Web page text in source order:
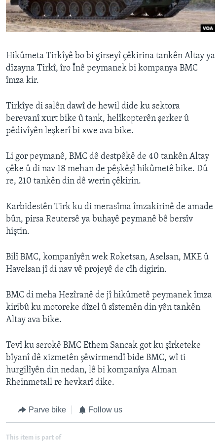
ÇAND Û HUNER
SERNIVÎS
Learning English
Hikûmeta Tirkîyê bo bi girseyî çêkirina tankên Altay ya
dîzayna Tirkî, îro Înê peymanek bi kompanya BMC
îmza kir.
Tirkîye di salên dawî de hewil dide ku sektora
berevanî xurt bike û tank, helîkopterên şerker û
pêdivîyên leşkerî bi xwe ava bike.
Li gor peymanê, BMC dê destpêkê de 40 tankên Altay
çêke û di nav 18 mehan de pêşkêşî hikûmetê bike. Dû
re, 210 tankên din dê werin çêkirin.
Karbidestên Tirk ku di merasîma îmzakirinê de amade
bûn, pirsa Reutersê ya buhayê peymanê bê bersîv
hiştin.
Bilî BMC, kompanîyên wek Roketsan, Aselsan, MKE û
Havelsan jî di nav vê projeyê de cîh digirin.
BMC di meha Hezîranê de jî hikûmetê peymanek îmza
kiribû ku motoreke dîzel û sîstemên din yên tankên
Altay ava bike.
Tevî ku serokê BMC Ethem Sancak got ku şîrketeke
bîyanî dê xizmetên şêwirmendî bide BMC, wî ti
hurgilîyên din nedan, lê bi kompanîya Alman
Rheinmetall re hevkarî dike.
Parve bike Follow us
This item is part of